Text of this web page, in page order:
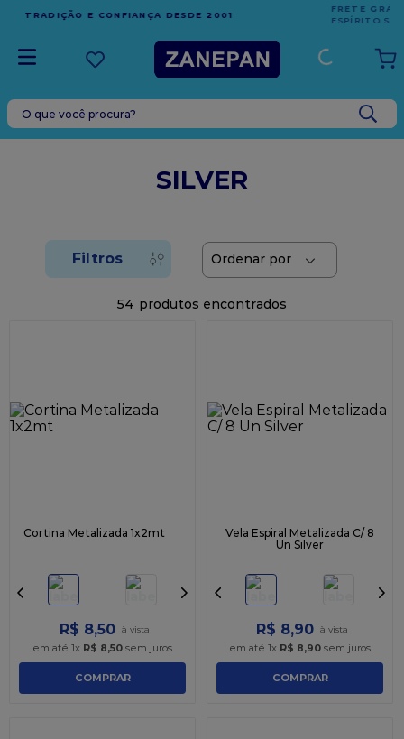
FRETE GRÁTIS
EM COMPRAS ACIMA DE R$1.000,00 PARA O
ESPÍRITO SANTO
O que você procura?
SILVER
54
Cortina Metalizada 1x2mt
R$ 8,50
em até 1x R$ 8,50 sem juros
COMPRAR
Vela Espiral Metalizada C/ 8
Un Silver
R$ 8,90
em até 1x R$ 8,90 sem juros
COMPRAR
TERMOS MAIS BUSCADOS
vela
bala
9º
caixa kraft